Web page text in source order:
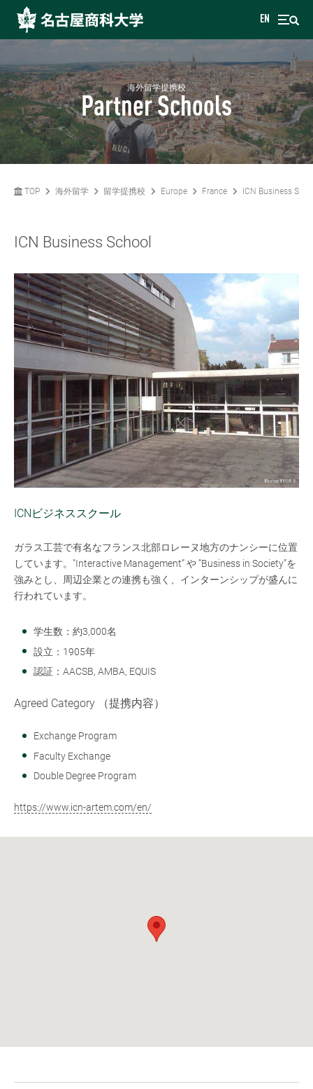
EN
海外留学提携校
Partner Schools
TOP 海外留学 留学提携校 Europe France ICN Business
ICN Business School
ICNビジネススクール
ガラス工芸で有名なフランス北部ロレーヌ地方のナンシーに位置
しています。"Interactive Management” や ”Business in Society”を
強みとし、周辺企業との連携も強く、インターンシップが盛んに
行われています。
学生数：約3,000名
設立：1905年
認証：AACSB, AMBA, EQUIS
Agreed Category （提携内容）
Exchange Program
Faculty Exchange
Double Degree Program
https://www.icn-artem.com/en/